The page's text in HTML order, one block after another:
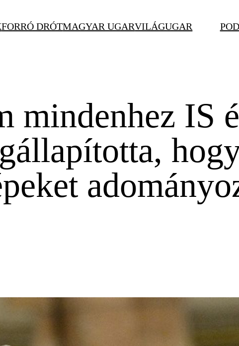
FORRÓ DRÓTMAGYAR UGARVILÁGUGAR
mindenhez IS